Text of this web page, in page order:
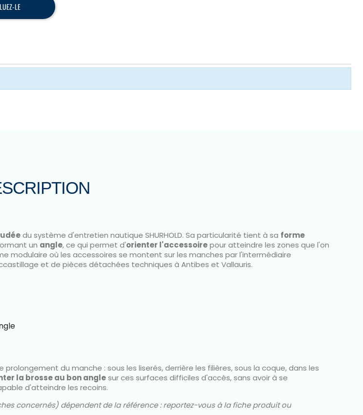
LE
du système d'entretien nautique SHURHOLD. Sa particularité tient à sa forme
un angle, ce qui permet d'orienter l'accessoirepour atteindre les zones que l'on
modulaire où les accessoires se montent sur les manches par l'intermédiaire
et de pièces détachées techniques à Antibes et Vallauris.
du manche : sous les liserés, derrière les filières, sous la coque, dans les
la brosse au bon anglesur ces surfaces difficiles d'accès, sans avoir à se
d'atteindre les recoins.
concernés) dépendent de la référence : reportez-vous à la fiche produit ou